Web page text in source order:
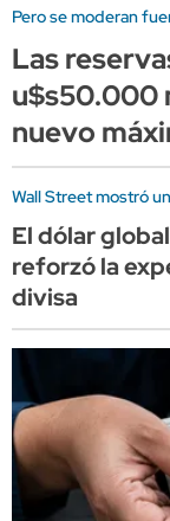
Pero se moderan
Las
u$s50.000
nuevo
Wall Street mostró
El dólar
reforzó la
divisa